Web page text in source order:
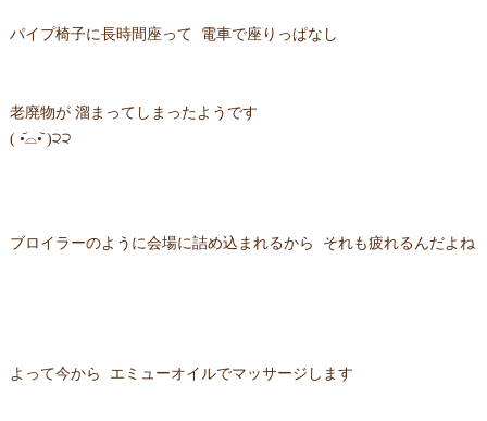
パイプ椅子に長時間座って 電車で座りっぱなし
老廃物が 溜まってしまったようです
( •᷄⌓•᷅ )੨੨
ブロイラーのように会場に詰め込まれるから それも疲れるんだよね
よって今から エミューオイルでマッサージします